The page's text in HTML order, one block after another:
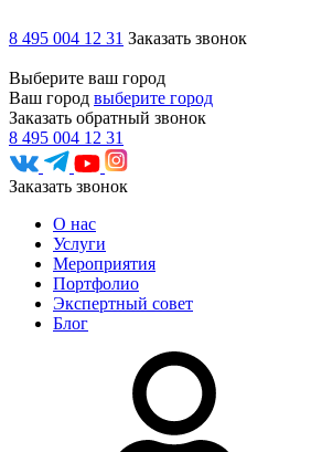
8 495 004 12 31 Заказать звонок
Выберите ваш город
Ваш город выберите город
Заказать обратный звонок
8 495 004 12 31
Заказать звонок
О нас
Услуги
Мероприятия
Портфолио
Экспертный совет
Блог